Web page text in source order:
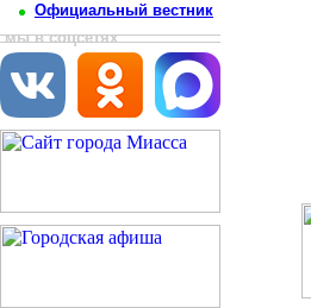
Официальный вестник
мы в соцсетях